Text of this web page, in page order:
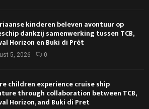
kinderen beleven avontuur op
dankzij samenwerking tussen TCB,
Horizon en Buki di Prèt
5, 2026 0
children experience cruise ship
through collaboration between TCB,
Horizon, and Buki di Pret